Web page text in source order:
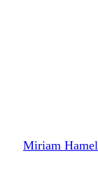
Miriam Hamel